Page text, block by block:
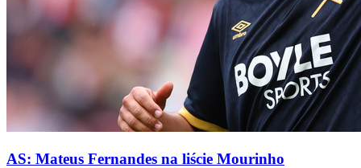
AS: Mateus Fernandes na liście Mourinho